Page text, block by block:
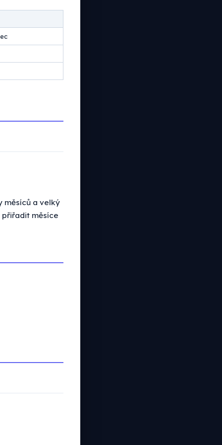
měsíců a velký
přiřadit měsíce